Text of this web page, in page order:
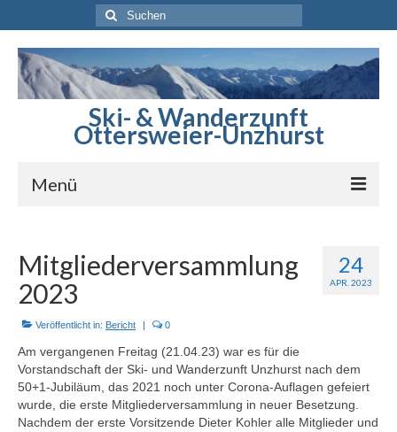
Suchen
nach:
Ski- & Wanderzunft
Ottersweier-Unzhurst
Menü
Berichte
Sommerprogramm
Skihütte
SWZ Freizeitsport
24
APR. 2023
Mitgliederversammlung
2023
Veröffentlicht in: Bericht 0
Am vergangenen Freitag (21.04.23) war es für die
Vorstandschaft der Ski- und Wanderzunft Unzhurst nach dem
50+1-Jubiläum, das 2021 noch unter Corona-Auflagen gefeiert
wurde, die erste Mitgliederversammlung in neuer Besetzung.
Nachdem der erste Vorsitzende Dieter Kohler alle Mitglieder und